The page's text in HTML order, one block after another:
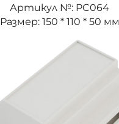
Артикул №: PC064
Размер: 150 * 110 * 50 мм